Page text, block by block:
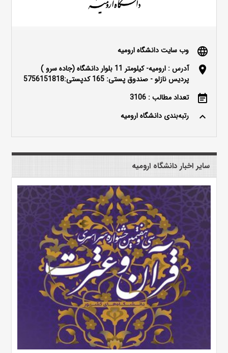
language وب سایت دانشگاه ارومیه
location_on
آدرس : ارومیه- کیلومتر 11 بلوار دانشگاه (جاده سرو )
پردیس نازلو - صندوق پستی: 165 کدپستی:5756151818
event_note تعداد مطالب : 3106
keyboard_arrow_up رتبه‌بندی دانشگاه ارومیه
سایر اخبار دانشگاه ارومیه